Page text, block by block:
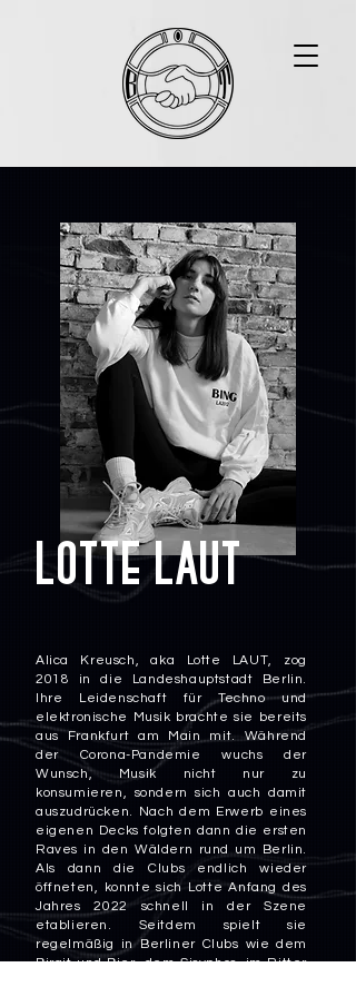
LOTTE LAUT
Alica Kreusch, aka Lotte LAUT, zog
2018 in die Landeshauptstadt Berlin.
Ihre Leidenschaft für Techno und
elektronische Musik brachte sie bereits
aus Frankfurt am Main mit. Während
der Corona-Pandemie wuchs der
Wunsch, Musik nicht nur zu
konsumieren, sondern sich auch damit
auszudrücken. Nach dem Erwerb eines
eigenen Decks folgten dann die ersten
Raves in den Wäldern rund um Berlin.
Als dann die Clubs endlich wieder
öffneten, konnte sich Lotte Anfang des
Jahres 2022 schnell in der Szene
etablieren. Seitdem spielt sie
regelmäßig in Berliner Clubs wie dem
Birgit und Bier, dem Sisyphos, im Ritter